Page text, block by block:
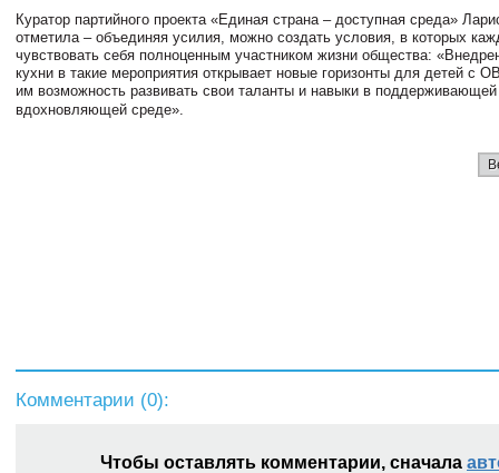
Куратор партийного проекта «Единая страна – доступная среда»
отметила – объединяя усилия, можно создать условия, в которых
чувствовать себя полноценным участником жизни общества:
кухни в такие мероприятия открывает новые горизонты для детей с
им возможность развивать свои таланты и навыки в
вдохновляющей среде».
Комментарии (0):
Чтобы оставлять комментарии, сначала